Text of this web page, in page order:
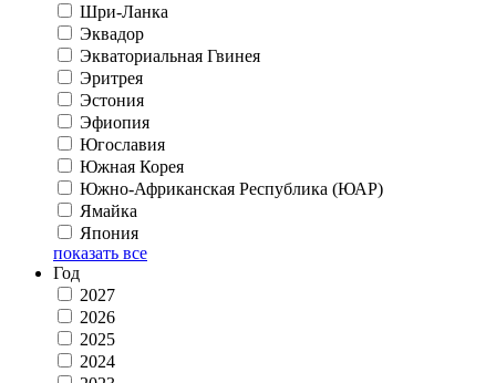
Шри-Ланка
Эквадор
Экваториальная Гвинея
Эритрея
Эстония
Эфиопия
Югославия
Южная Корея
Южно-Африканская Республика (ЮАР)
Ямайка
Япония
показать все
Год
2027
2026
2025
2024